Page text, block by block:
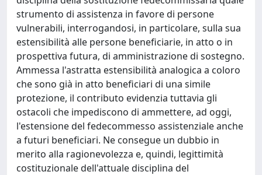
strumento di assistenza in favore di persone
vulnerabili, interrogandosi, in particolare, sulla sua
estensibilità alle persone beneficiarie, in atto o in
prospettiva futura, di amministrazione di sostegno.
Ammessa l'astratta estensibilità analogica a coloro
che sono già in atto beneficiari di una simile
protezione, il contributo evidenzia tuttavia gli
ostacoli che impediscono di ammettere, ad oggi,
l'estensione del fedecommesso assistenziale anche
a futuri beneficiari. Ne consegue un dubbio in
merito alla ragionevolezza e, quindi, legittimità
costituzionale dell'attuale disciplina del